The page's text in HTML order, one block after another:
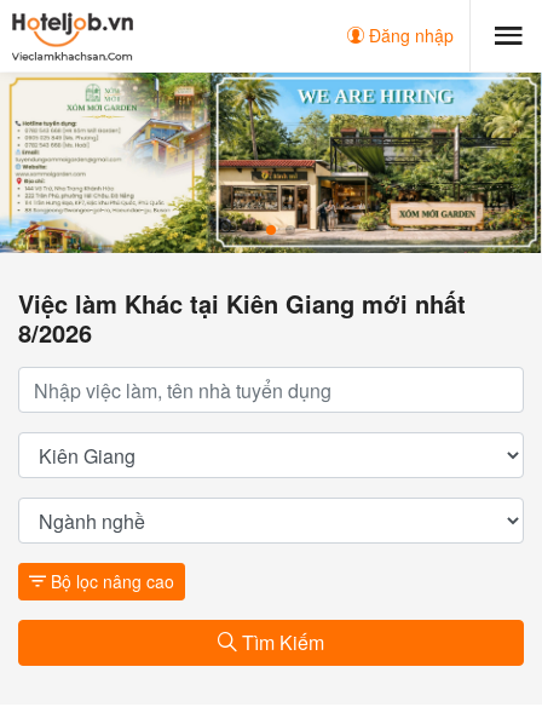
Đăng nhập
Việc làm Khác tại Kiên Giang mới nhất
8/2026
Bộ lọc nâng cao
Tìm Kiếm